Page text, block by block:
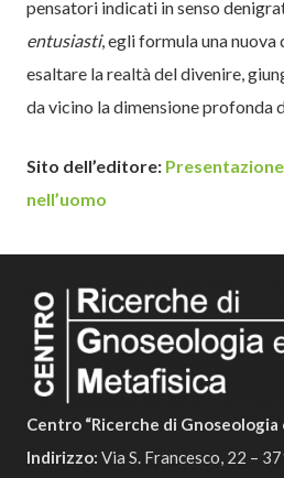
pensatori indicati in senso
entusiasti, egli formula una
esaltare la realtà del divenire,
da vicino la dimensione profonda
Sito dell’editore:
nell’uomo
Centro “Ricerche di Gnoseologia
Indirizzo: Via S. Francesco, 22 –